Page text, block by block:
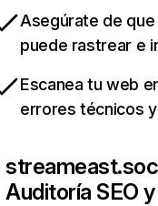
Asegúrate de
puede rastrear e
Escanea tu web
errores técnicos y
Auditoría SEO